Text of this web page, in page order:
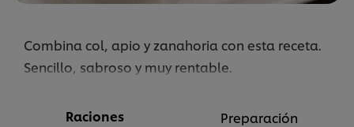
Combina col, apio y zanahoria con esta receta.
Sencillo, sabroso y muy rentable.
Raciones Preparación